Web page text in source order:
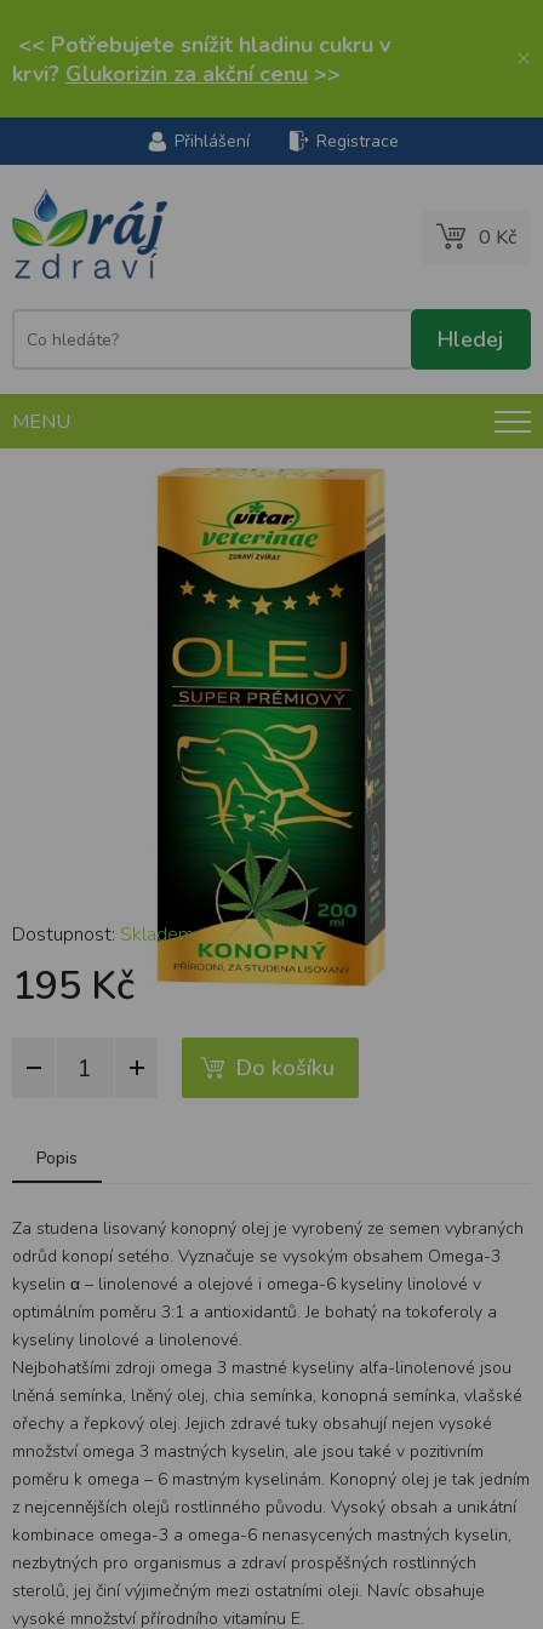
<< Potřebujete snížit hladinu cukru v
krvi? Glukorizin za akční cenu >> ×
Přihlášení Registrace
0 Kč
MENU
Vitar veterinae konopný olej 200 ml
Dostupnost: Skladem
195 Kč
Do košíku
Popis
Za studena lisovaný konopný olej je vyrobený ze semen vybraných
odrůd konopí setého. Vyznačuje se vysokým obsahem Omega-3
kyselin α – linolenové a olejové i omega-6 kyseliny linolové v
optimálním poměru 3:1 a antioxidantů. Je bohatý na tokoferoly a
kyseliny linolové a linolenové.
Nejbohatšími zdroji omega 3 mastné kyseliny alfa-linolenové jsou
lněná semínka, lněný olej, chia semínka, konopná semínka, vlašské
ořechy a řepkový olej. Jejich zdravé tuky obsahují nejen vysoké
množství omega 3 mastných kyselin, ale jsou také v pozitivním
poměru k omega – 6 mastným kyselinám. Konopný olej je tak jedním
z nejcennějších olejů rostlinného původu. Vysoký obsah a unikátní
kombinace omega-3 a omega-6 nenasycených mastných kyselin,
nezbytných pro organismus a zdraví prospěšných rostlinných
sterolů, jej činí výjimečným mezi ostatními oleji. Navíc obsahuje
vysoké množství přírodního vitamínu E.